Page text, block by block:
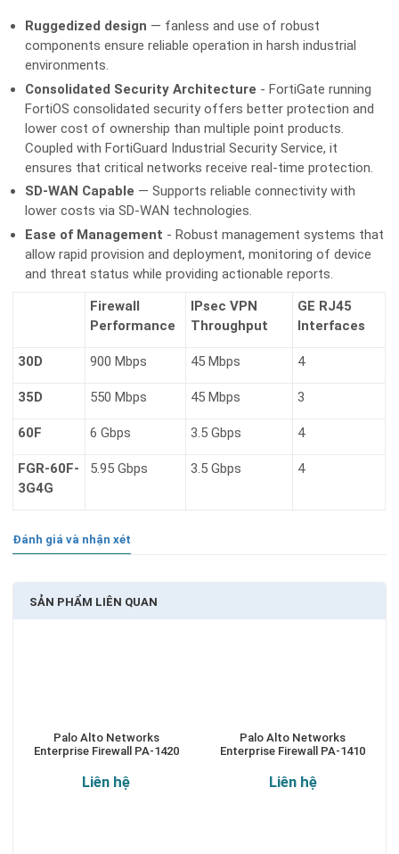
Ruggedized design — fanless and use of robust
components ensure reliable operation in harsh industrial
environments.
Consolidated Security Architecture - FortiGate running
FortiOS consolidated security offers better protection and
lower cost of ownership than multiple point products.
Coupled with FortiGuard Industrial Security Service, it
ensures that critical networks receive real-time protection.
SD-WAN Capable — Supports reliable connectivity with
lower costs via SD-WAN technologies.
Ease of Management - Robust management systems that
allow rapid provision and deployment, monitoring of device
and threat status while providing actionable reports.
Firewall
Performance
IPsec VPN
Throughput
GE RJ45
Interfaces
30D 900 Mbps 45 Mbps 4
35D 550 Mbps 45 Mbps 3
60F 6 Gbps 3.5 Gbps 4
FGR-60F-
3G4G
5.95 Gbps 3.5 Gbps 4
Đánh giá và nhận xét
SẢN PHẨM LIÊN QUAN
Palo Alto Networks
Enterprise Firewall PA-1420
Liên hệ
Palo Alto Networks
Enterprise Firewall PA-1410
Liên hệ